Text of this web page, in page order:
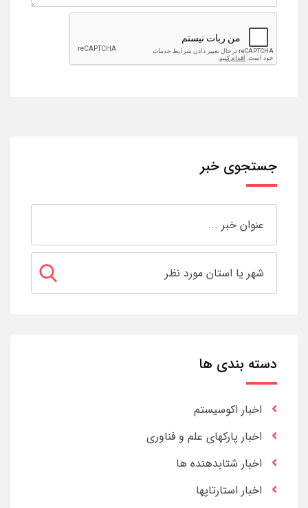
جستجوی خبر
دسته بندی ها
اخبار اکوسیستم
اخبار پارکهای علم و فناوری
اخبار شتابدهنده ها
اخبار استارتاپها